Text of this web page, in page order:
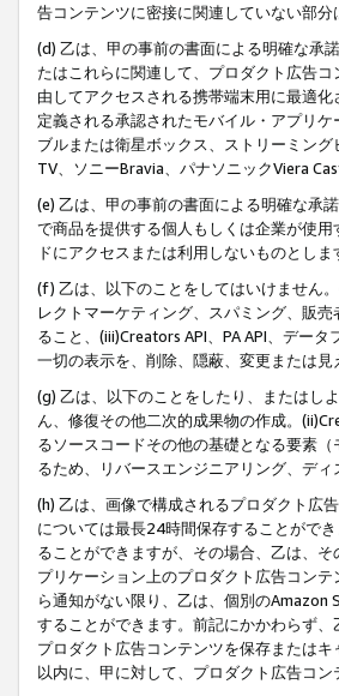
告コンテンツに密接に関連していない部
(d) 乙は、甲の事前の書面による明確な承
たはこれらに関連して、プロダクト広告
由してアクセスされる携帯端末用に最適
定義される承認されたモバイル・アプリ
ブルまたは衛星ボックス、ストリーミン
TV、ソニーBravia、パナソニックViera
(e) 乙は、甲の事前の書面による明確な承
で商品を提供する個人もしくは企業が使
ドにアクセスまたは利用しないものとしま
(f) 乙は、以下のことをしてはいけません
レクトマーケティング、スパミング、販
ること、(iii)Creators API、PA API、デー
一切の表示を、削除、隠蔽、変更または
(g) 乙は、以下のことをしたり、またはし
ん、修復その他二次的成果物の作成。
るソースコードその他の基礎となる要素
るため、リバースエンジニアリング、デ
(h) 乙は、画像で構成されるプロダクト広
については最長24時間保存することがで
ることができますが、その場合、乙は、
プリケーション上のプロダクト広告コン
ら通知がない限り、乙は、個別の
することができます。前記にかかわらず
プロダクト広告コンテンツを保存または
以内に、甲に対して、プロダクト広告コ